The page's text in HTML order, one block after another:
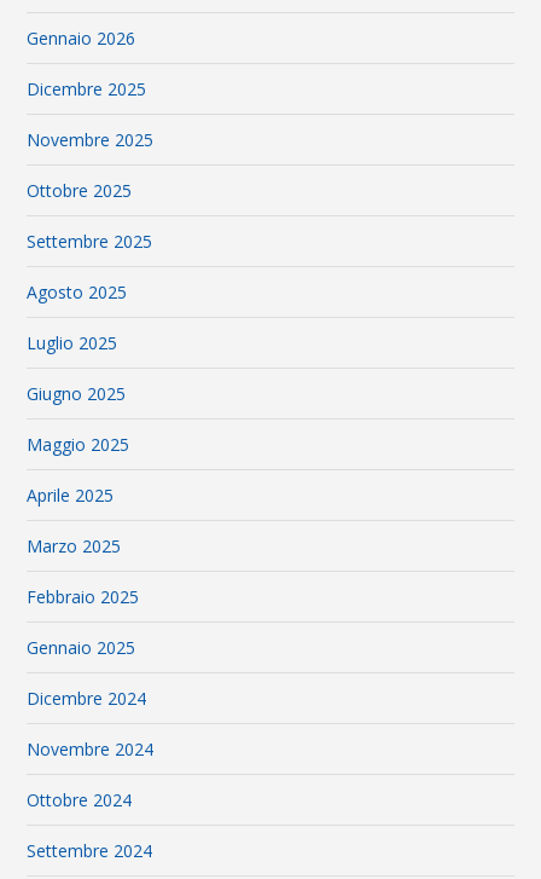
Gennaio 2026
Dicembre 2025
Novembre 2025
Ottobre 2025
Settembre 2025
Agosto 2025
Luglio 2025
Giugno 2025
Maggio 2025
Aprile 2025
Marzo 2025
Febbraio 2025
Gennaio 2025
Dicembre 2024
Novembre 2024
Ottobre 2024
Settembre 2024